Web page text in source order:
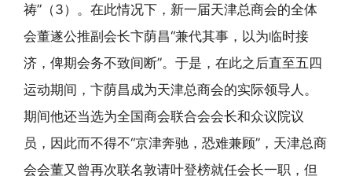
祷”（3）。在此情况下，新一届天津总商会的全体
会董遂公推副会长卞荫昌“兼代其事，以为临时接
济，俾期会务不致间断”。于是，在此之后直至五四
运动期间，卞荫昌成为天津总商会的实际领导人。
期间他还当选为全国商会联合会会长和众议院议
员，因此而不得不“京津奔驰，恐难兼顾”，天津总商
会会董又曾再次联名敦请叶登榜就任会长一职，但